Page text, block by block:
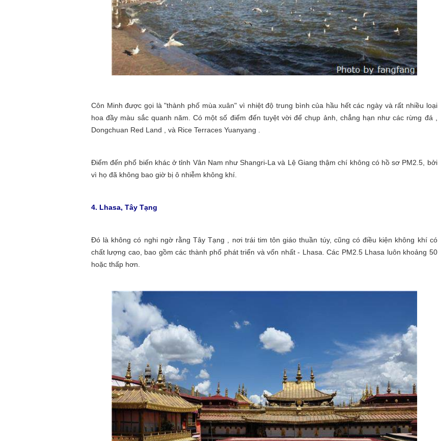
Côn Minh được gọi là "thành phố mùa xuân" vì nhiệt độ trung bình của hầu hết các ngày và rất nhiều loại
hoa đầy màu sắc quanh năm. Có một số điểm đến tuyệt vời để chụp ảnh, chẳng hạn như các rừng đá ,
Dongchuan Red Land , và Rice Terraces Yuanyang .
Điểm đến phổ biến khác ở tỉnh Vân Nam như Shangri-La và Lệ Giang thậm chí không có hồ sơ PM2.5, bởi
vì họ đã không bao giờ bị ô nhiễm không khí.
4. Lhasa, Tây Tạng
Đó là không có nghi ngờ rằng Tây Tạng , nơi trái tim tôn giáo thuần túy, cũng có điều kiện không khí có
chất lượng cao, bao gồm các thành phố phát triển và vốn nhất - Lhasa. Các PM2.5 Lhasa luôn khoảng 50
hoặc thấp hơn.